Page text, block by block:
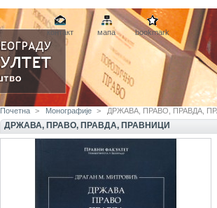
контакт мапа
bookmark
Почетна > Монографије > ДРЖАВА, ПРАВО, ПРАВДА,
ДРЖАВА, ПРАВО, ПРАВДА, ПРАВНИЦИ